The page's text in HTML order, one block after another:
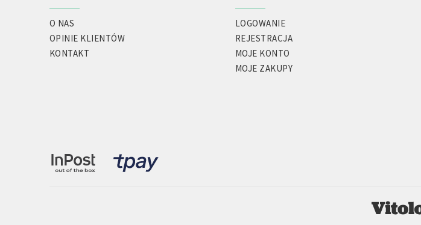
O NAS
OPINIE KLIENTÓW
KONTAKT
LOGOWANIE
REJESTRACJA
MOJE KONTO
MOJE ZAKUPY